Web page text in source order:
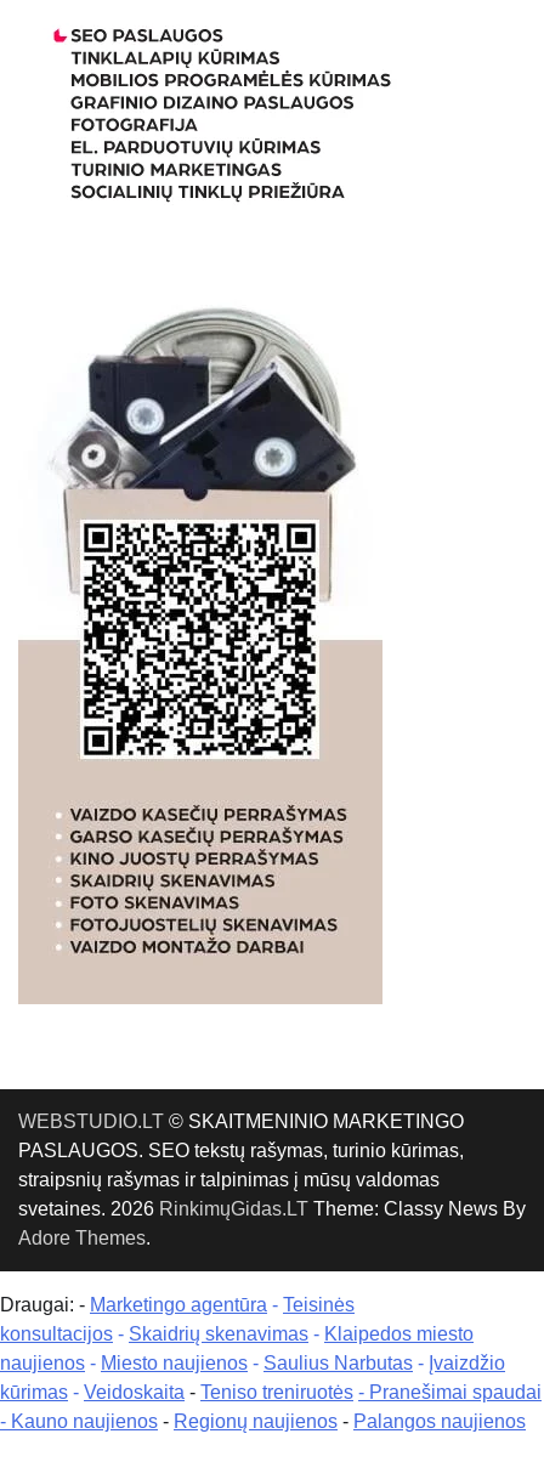
WEBSTUDIO.LT © SKAITMENINIO MARKETINGO
PASLAUGOS. SEO tekstų rašymas, turinio kūrimas,
straipsnių rašymas ir talpinimas į mūsų valdomas
svetaines. 2026 RinkimųGidas.LT Theme: Classy News By
Adore Themes.
Draugai: - Marketingo agentūra - Teisinės
konsultacijos - Skaidrių skenavimas - Klaipedos miesto
naujienos - Miesto naujienos - Saulius Narbutas - Įvaizdžio
kūrimas - Veidoskaita - Teniso treniruotės - Pranešimai spaudai
- Kauno naujienos - Regionų naujienos - Palangos naujienos